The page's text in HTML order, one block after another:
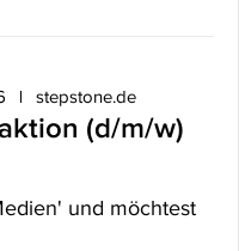
stepstone.de
(d/m/w)
und möchtest